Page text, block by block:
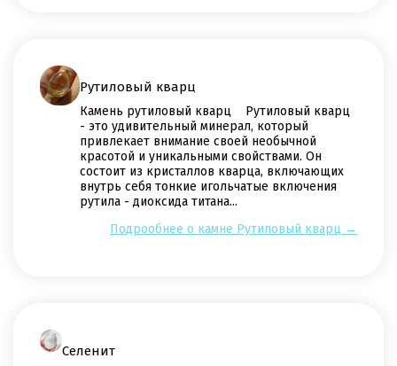
Рутиловый кварц
Камень рутиловый кварц Рутиловый кварц
- это удивительный минерал, который
привлекает внимание своей необычной
красотой и уникальными свойствами. Он
состоит из кристаллов кварца, включающих
внутрь себя тонкие игольчатые включения
рутила - диоксида титана...
Подрообнее о камне Рутиловый кварц →
Селенит